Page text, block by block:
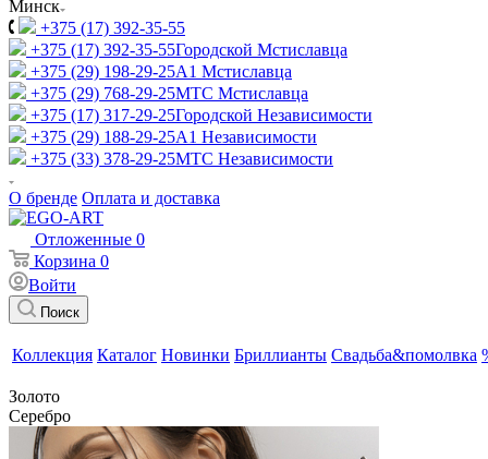
Минск
+375 (17) 392-35-55
+375 (17) 392-35-55Городской Мстиславца
+375 (29) 198-29-25A1 Мстиславца
+375 (29) 768-29-25МТС Мстиславца
+375 (17) 317-29-25Городской Независимости
+375 (29) 188-29-25A1 Независимости
+375 (33) 378-29-25МТС Независимости
О бренде Оплата и доставка
Отложенные 0
Корзина 0
Войти
Поиск
Коллекция Каталог Новинки Бриллианты Свадьба&помолвка
Золото
Серебро